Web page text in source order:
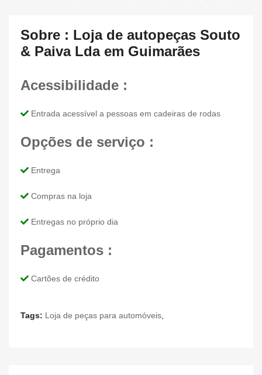
Sobre : Loja de autopeças Souto
& Paiva Lda em Guimarães
Acessibilidade :
Entrada acessível a pessoas em cadeiras de rodas
Opções de serviço :
Entrega
Compras na loja
Entregas no próprio dia
Pagamentos :
Cartões de crédito
Tags: Loja de peças para automóveis